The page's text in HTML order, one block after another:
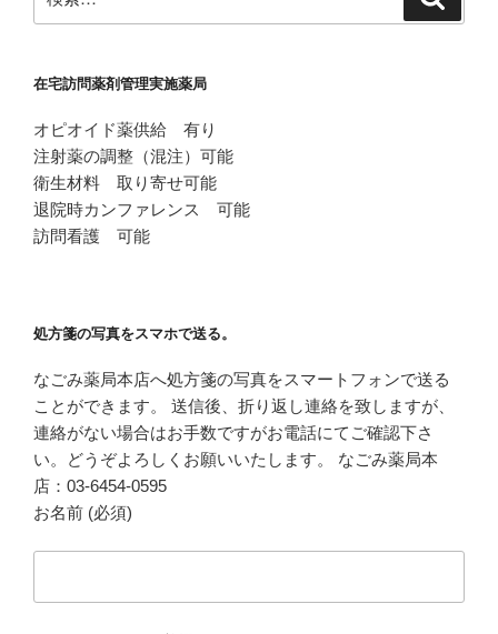
索:
在宅訪問薬剤管理実施薬局
オピオイド薬供給 有り
注射薬の調整（混注）可能
衛生材料 取り寄せ可能
退院時カンファレンス 可能
訪問看護 可能
処方箋の写真をスマホで送る。
なごみ薬局本店へ処方箋の写真をスマートフォンで送る
ことができます。 送信後、折り返し連絡を致しますが、
連絡がない場合はお手数ですがお電話にてご確認下さ
い。どうぞよろしくお願いいたします。 なごみ薬局本
店：03-6454-0595
お名前 (必須)